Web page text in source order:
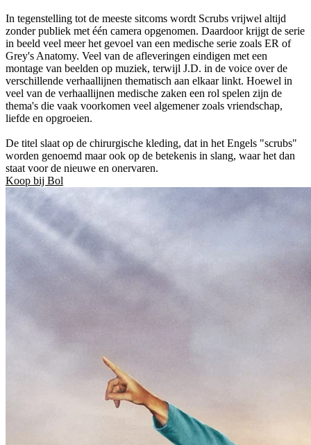
In tegenstelling tot de meeste sitcoms wordt Scrubs vrijwel altijd
zonder publiek met één camera opgenomen. Daardoor krijgt de serie
in beeld veel meer het gevoel van een medische serie zoals ER of
Grey's Anatomy. Veel van de afleveringen eindigen met een
montage van beelden op muziek, terwijl J.D. in de voice over de
verschillende verhaallijnen thematisch aan elkaar linkt. Hoewel in
veel van de verhaallijnen medische zaken een rol spelen zijn de
thema's die vaak voorkomen veel algemener zoals vriendschap,
liefde en opgroeien.
De titel slaat op de chirurgische kleding, dat in het Engels "scrubs"
worden genoemd maar ook op de betekenis in slang, waar het dan
staat voor de nieuwe en onervaren.
Koop bij Bol